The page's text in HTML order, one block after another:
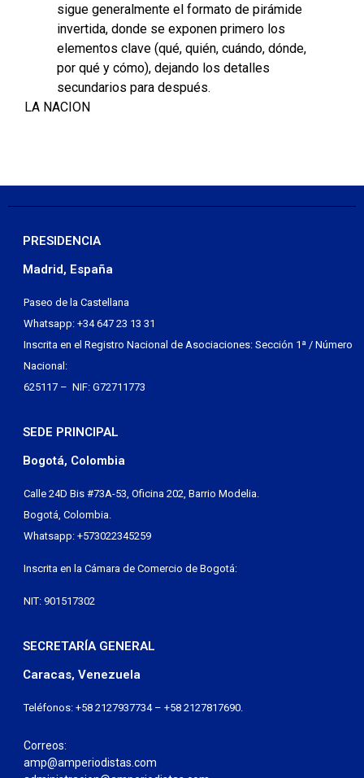
sigue generalmente el formato de pirámide
invertida, donde se exponen primero los
elementos clave (qué, quién, cuándo, dónde,
por qué y cómo), dejando los detalles
secundarios para después.
LA NACION
PRESIDENCIA
Madrid, España
Paseo de la Castellana
Whatsapp: +34 647 23 13 31
Inscrita en el Registro Nacional de Asociaciones: Sección 1ª / Número
Nacional:
625117 – NIF: G72711773
SEDE PRINCIPAL
Bogotá, Colombia
Calle 24D Bis #73A-53, Oficina 202, Barrio Modelia.
Bogotá, Colombia.
Whatsapp: +573022345259
Inscrita en la Cámara de Comercio de Bogotá:
NIT: 901517302
SECRETARÍA GENERAL
Caracas, Venezuela
Teléfonos: +58 2127937734 – +58 2127817690.
Correos:
amp@amperiodistas.com